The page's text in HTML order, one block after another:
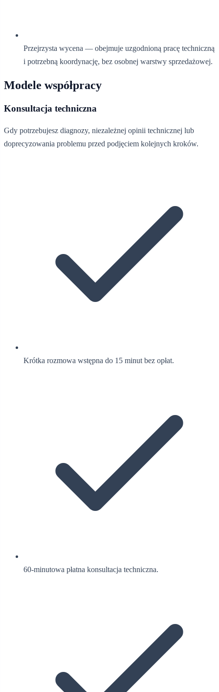
Przejrzysta wycena — obejmuje uzgodnioną pracę techniczną
i potrzebną koordynację, bez osobnej warstwy sprzedażowej.
Modele współpracy
Konsultacja techniczna
Gdy potrzebujesz diagnozy, niezależnej opinii technicznej lub
doprecyzowania problemu przed podjęciem kolejnych kroków.
Krótka rozmowa wstępna do 15 minut bez opłat.
60-minutowa płatna konsultacja techniczna.